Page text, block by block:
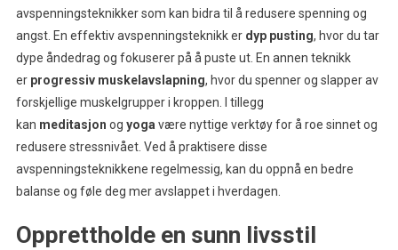
avspenningsteknikker som kan bidra til å redusere spenning og
angst. En effektiv avspenningsteknikk er dyp pusting, hvor du tar
dype åndedrag og fokuserer på å puste ut. En annen teknikk
er progressiv muskelavslapning, hvor du spenner og slapper av
forskjellige muskelgrupper i kroppen. I tillegg
kan meditasjon og yoga være nyttige verktøy for å roe sinnet og
redusere stressnivået. Ved å praktisere disse
avspenningsteknikkene regelmessig, kan du oppnå en bedre
balanse og føle deg mer avslappet i hverdagen.
Opprettholde en sunn livsstil